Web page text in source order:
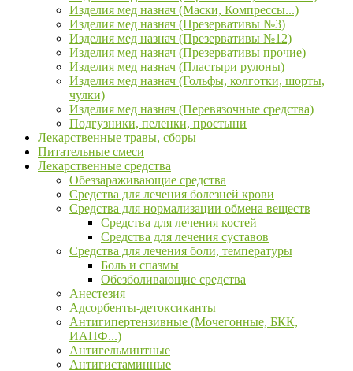
Изделия мед назнач (Маски, Компрессы...)
Изделия мед назнач (Презервативы №3)
Изделия мед назнач (Презервативы №12)
Изделия мед назнач (Презервативы прочие)
Изделия мед назнач (Пластыри рулоны)
Изделия мед назнач (Гольфы, колготки, шорты,
чулки)
Изделия мед назнач (Перевязочные средства)
Подгузники, пеленки, простыни
Лекарственные травы, сборы
Питательные смеси
Лекарственные средства
Обеззараживающие средства
Средства для лечения болезней крови
Средства для нормализации обмена веществ
Средства для лечения костей
Средства для лечения суставов
Средства для лечения боли, температуры
Боль и спазмы
Обезболивающие средства
Анестезия
Адсорбенты-детоксиканты
Антигипертензивные (Мочегонные, БКК,
ИАПФ...)
Антигельминтные
Антигистаминные